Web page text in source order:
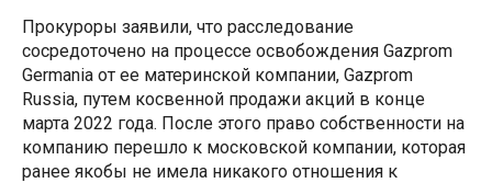
Прокуроры заявили, что расследование
сосредоточено на процессе освобождения Gazprom
Germania от ее материнской компании, Gazprom
Russia, путем косвенной продажи акций в конце
марта 2022 года. После этого право собственности на
компанию перешло к московской компании, которая
ранее якобы не имела никакого отношения к